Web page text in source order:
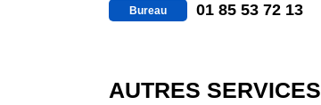
Bureau 01 85 53 72 13
AUTRES SERVICES